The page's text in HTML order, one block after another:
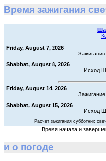
Время зажигания
Friday, August 7, 2026
Shabbat, August 8, 2026
Исход
Friday, August 14, 2026
Shabbat, August 15, 2026
Исход
Расчет зажигания субботних
Время начала и
и о погоде